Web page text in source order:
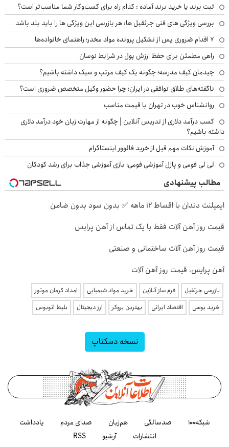
ثبت برند یا خرید برند آماده : کدام راه برای کسب‌وکار شما مناسب‌تر است؟
بررسی ویژگی های فنی جرثقیل ها: هر بازرسی این ویژگی ها را باید بلد باشد
۷ اقدام ضروری پس از تشکیل پرونده مواد مخدر؛ راهنمای خانواده‌ها
راهی مطمئن برای حفظ ارزش پول در شرایط نوسان
چیدمان کیف مدرسه؛ چگونه یک کیف مرتب و سبک داشته باشیم؟
ناگفته‌های طلاق توافقی در ایران؛ چرا حضور وکیل متخصص ضروری است؟
روانشناس خوب در تهران با قیمت مناسب
کسب درآمد دلاری از تدریس آنلاین | چگونه از مهارت زبان خود درآمد دلاری
داشته باشیم؟
آموزش نکات مهم قبل از خرید فالوور اینستاگرام
لی لی فومی و پازل آموزشی فومی؛ بازی آموزشی جذاب برای رشد کودکان
مطالب پیشنهادی
ایمپلنت دندان با اقساط 12 ماهه ✅ بدون سود بدون ضامن
قیمت روز آهن آلات فقط با یک تماس از آهن پرایس
قیمت روز آهن آلات ساختمانی و صنعتی
آهن پرایس، قیمت روز آهن آلات
بازرسی جرثقیل فرم ساز آنلاین خرید مواد شیمیایی
امداد کرمان موتور
خرید یوسی
اقتصاد ایرانی بهترین بروکر ارز دیجیتال بلیط اتوبوس
نسخه دسکتاپ
شبکه۱۰۰ صدسالگی هم‌زبان صدای مردم
یادداشت
انتشارات
آرشیو RSS